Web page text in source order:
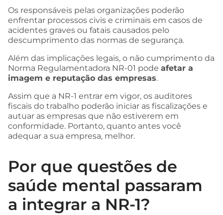
Os responsáveis pelas organizações poderão
enfrentar processos civis e criminais em casos de
acidentes graves ou fatais causados pelo
descumprimento das normas de segurança.
Além das implicações legais, o não cumprimento da
Norma Regulamentadora NR-01 pode afetar a
imagem e reputação das empresas.
Assim que a NR-1 entrar em vigor, os auditores
fiscais do trabalho poderão iniciar as fiscalizações e
autuar as empresas que não estiverem em
conformidade. Portanto, quanto antes você
adequar a sua empresa, melhor.
Por que questões de
saúde mental passaram
a integrar a NR-1?